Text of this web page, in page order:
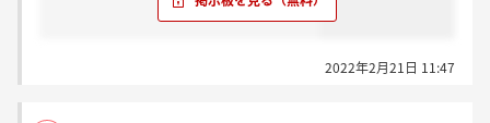
2022年2月21日 11:47